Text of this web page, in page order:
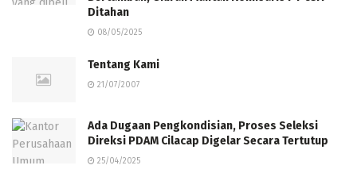
Ditahan
08/05/2025
Tentang Kami
21/07/2007
Ada Dugaan Pengkondisian, Proses Seleksi
Direksi PDAM Cilacap Digelar Secara Tertutup
25/04/2025